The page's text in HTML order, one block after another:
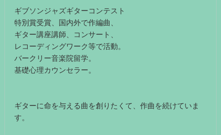
ギブソンジャズギターコンテスト
特別賞受賞、国内外で作編曲、
ギター講座講師、コンサート、
レコーディングワーク等で活動。
バークリー音楽院留学。
基礎心理カウンセラー。
ギターに命を与える曲を創りたくて、作曲を続けていま
す。